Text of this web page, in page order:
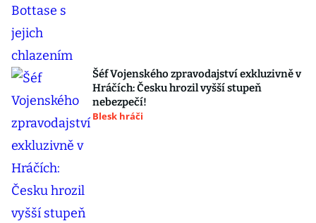
Šéf Vojenského zpravodajství exkluzivně v
Hráčích: Česku hrozil vyšší stupeň
nebezpečí!
Blesk hráči